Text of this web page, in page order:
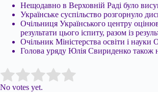
Нещодавно в Верховній Раді було
Українське суспільство розгорнуло
Очільниця Українського центру
результати цього іспиту, разом із
Очільник Міністерства освіти і
Голова уряду Юлія Свириденко також
Rate this item:
No votes yet.